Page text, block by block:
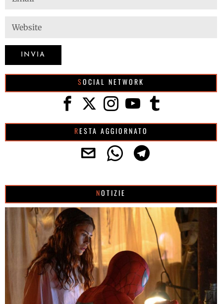
SOCIAL NETWORK
RESTA AGGIORNATO
NOTIZIE